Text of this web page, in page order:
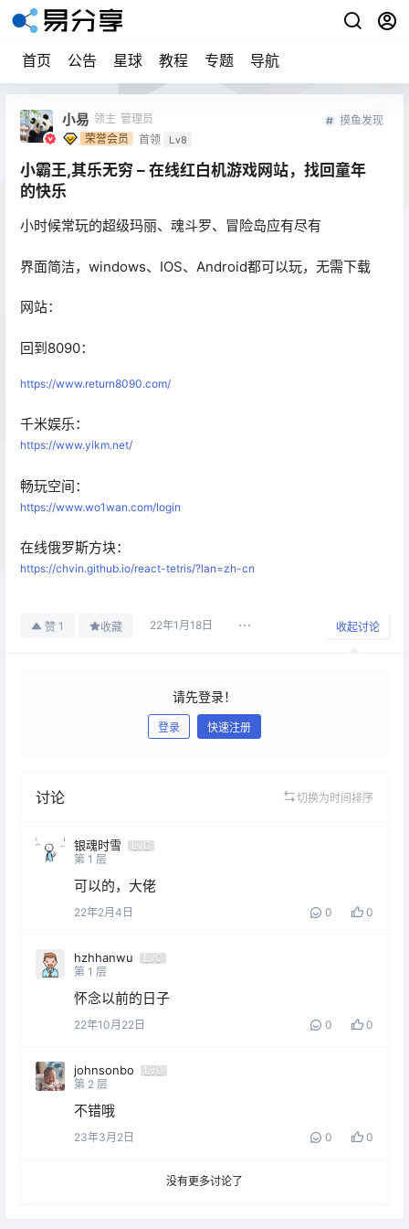
首页 公告 星球 教程 专题 导航
小易 领主 管理员
荣誉会员
首领 Lv8
摸鱼发现
小霸王,其乐无穷 – 在线红白机游戏网站，找回童年
的快乐
小时候常玩的超级玛丽、魂斗罗、冒险岛应有尽有
界面简洁，windows、IOS、Android都可以玩，无需下载
网站：
回到8090：
https://www.return8090.com/
千米娱乐：
https://www.yikm.net/
畅玩空间：
https://www.wo1wan.com/login
在线俄罗斯方块：
https://chvin.github.io/react-tetris/?lan=zh-cn
赞 1 收藏 22年1月18日 收起讨论
请先登录！
登录 快速注册
讨论 切换为时间排序
银魂时雪
Lv0
第 1 层
可以的，大佬
22年2月4日 0 0
hzhhanwu
Lv0
第 1 层
怀念以前的日子
22年10月22日 0 0
johnsonbo
Lv0
第 2 层
不错哦
23年3月2日 0 0
没有更多讨论了